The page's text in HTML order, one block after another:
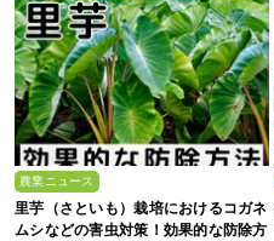
農業ニュース
里芋（さといも）栽培におけるコガネ
ムシなどの害虫対策！効果的な防除方